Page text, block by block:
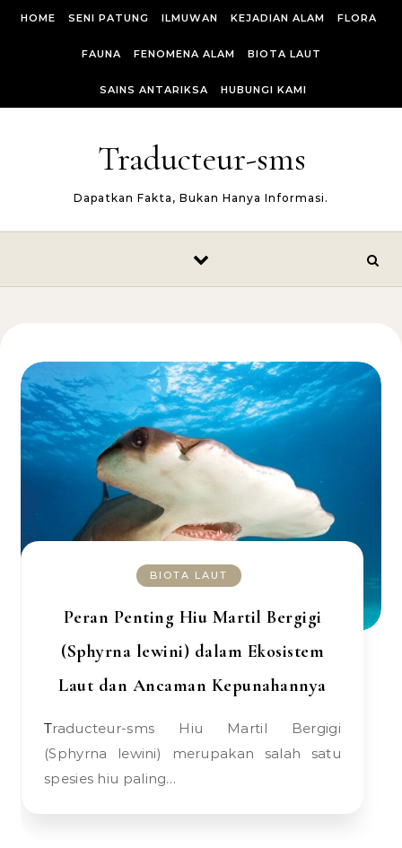
HOME SENI PATUNG ILMUWAN KEJADIAN ALAM FLORA
FAUNA FENOMENA ALAM BIOTA LAUT
SAINS ANTARIKSA HUBUNGI KAMI
Traducteur-sms
Dapatkan Fakta, Bukan Hanya Informasi.
BIOTA LAUT
Peran Penting Hiu Martil Bergigi
(Sphyrna lewini) dalam Ekosistem
Laut dan Ancaman Kepunahannya
Traducteur-sms Hiu Martil Bergigi
(Sphyrna lewini) merupakan salah satu
spesies hiu paling…